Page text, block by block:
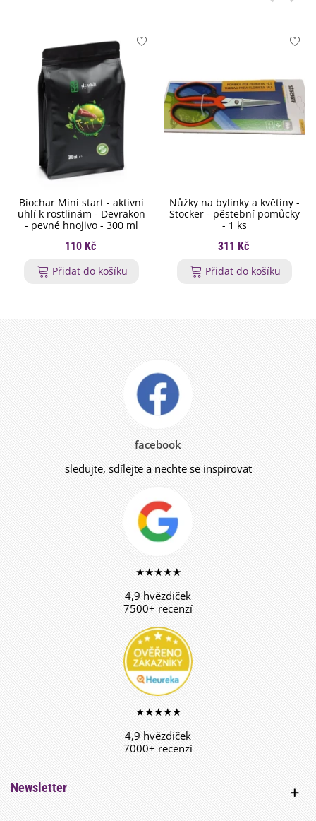
Biochar Mini start - aktivní
uhlí k rostlinám - Devrakon
- pevné hnojivo - 300 ml
110 Kč
Přidat do košíku
Nůžky na bylinky a květiny -
Stocker - pěstební pomůcky
- 1 ks
311 Kč
Přidat do košíku
facebook
sledujte, sdílejte a nechte se inspirovat
★★★★★
4,9 hvězdiček
7500+ recenzí
★★★★★
4,9 hvězdiček
7000+ recenzí
Newsletter